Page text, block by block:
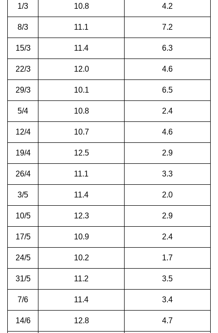
1/3 10.8 4.2
8/3 11.1 7.2
15/3 11.4 6.3
22/3 12.0 4.6
29/3 10.1 6.5
5/4 10.8 2.4
12/4 10.7 4.6
19/4 12.5 2.9
26/4 11.1 3.3
3/5 11.4 2.0
10/5 12.3 2.9
17/5 10.9 2.4
24/5 10.2 1.7
31/5 11.2 3.5
7/6 11.4 3.4
14/6 12.8 4.7